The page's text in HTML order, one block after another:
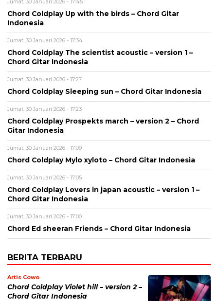
Jumat, 30 Januari 2026 - 17:45
Chord Coldplay Up with the birds – Chord Gitar
Indonesia
Jumat, 30 Januari 2026 - 17:34
Chord Coldplay The scientist acoustic – version 1 –
Chord Gitar Indonesia
Jumat, 30 Januari 2026 - 17:27
Chord Coldplay Sleeping sun – Chord Gitar Indonesia
Jumat, 30 Januari 2026 - 17:23
Chord Coldplay Prospekts march – version 2 – Chord
Gitar Indonesia
Jumat, 30 Januari 2026 - 17:09
Chord Coldplay Mylo xyloto – Chord Gitar Indonesia
Jumat, 30 Januari 2026 - 17:05
Chord Coldplay Lovers in japan acoustic – version 1 –
Chord Gitar Indonesia
Jumat, 30 Januari 2026 - 17:00
Chord Ed sheeran Friends – Chord Gitar Indonesia
BERITA TERBARU
Artis Cowo
Chord Coldplay Violet hill – version 2 –
Chord Gitar Indonesia